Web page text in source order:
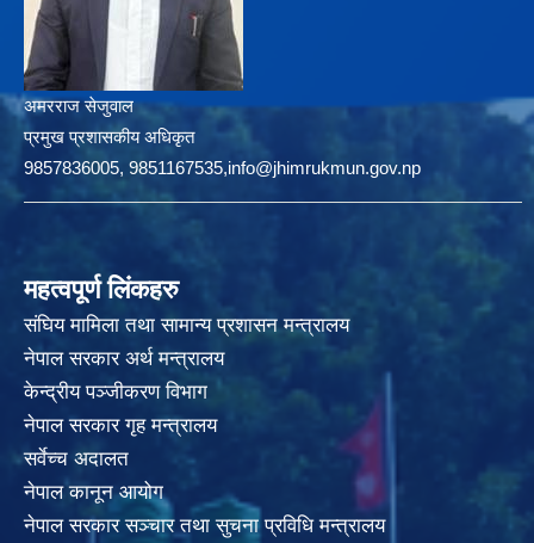
अमरराज सेजुवाल
प्रमुख प्रशासकीय अधिकृत
9857836005, 9851167535,info@jhimrukmun.gov.np
महत्वपूर्ण लिंकहरु
संघिय मामिला तथा सामान्य प्रशासन मन्त्रालय
नेपाल सरकार अर्थ मन्त्रालय
केन्द्रीय पञ्जीकरण विभाग
नेपाल सरकार गृह मन्त्रालय
सर्वेच्च अदालत
नेपाल कानून आयोग
नेपाल सरकार सञ्चार तथा सुचना प्रविधि मन्त्रालय